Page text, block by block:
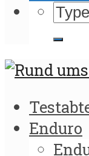
Enduro